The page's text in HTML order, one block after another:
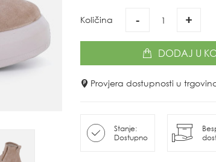
Količina - +
DODAJ U
Provjera dostupnosti u
Stanje:
Dostupno